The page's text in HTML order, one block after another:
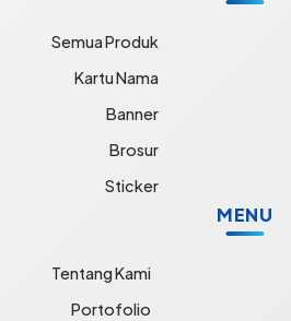
Semua Produk
Kartu Nama
Banner
Brosur
Sticker
MENU
Tentang Kami
Portofolio